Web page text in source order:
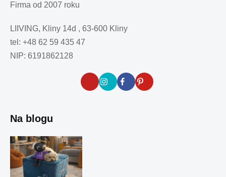
Firma od 2007 roku
LIIVING, Kliny 14d , 63-600 Kliny
tel: +48 62 59 435 47
NIP: 6191862128
Na blogu